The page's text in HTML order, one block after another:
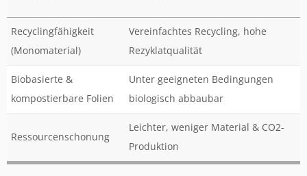
Recyclingfähigkeit
(Monomaterial)
Vereinfachtes Recycling, hohe
Rezyklatqualität
Biobasierte &
kompostierbare Folien
Unter geeigneten Bedingungen
biologisch abbaubar
Ressourcenschonung
Leichter, weniger Material & CO2-
Produktion